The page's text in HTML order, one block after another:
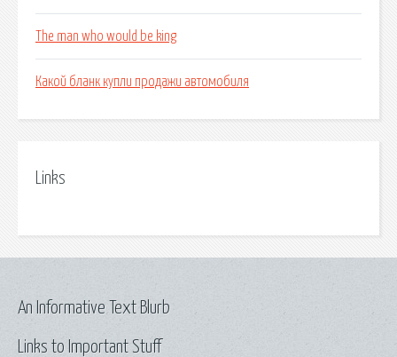
The man who would be king
Какой бланк купли продажи автомобиля
Links
Links to Important Stuff
An Informative Text Blurb